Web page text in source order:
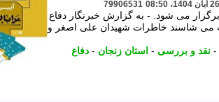
79906531
می شود. - به گزارش خبرنگار دفاع
می شاسند خاطرات شهیدان علی اصغر و
- نقد و بررسی - استان زنجان - دفاع